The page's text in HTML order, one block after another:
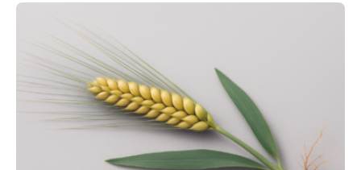
nach nachhaltigen Alternativen zur Energiegewinnung
aus landwirtschaftlichen Kulturen ist ein zentrales
Anliegen im Zuge der europäischen Klimaziele, bis
2050 klimaneutral zu werden. In Deutschland dominiert
bislang der Mais als Energiepflanze, doch sein Anbau
bringt ökologische Herausforderungen mit sich:
Bodenerosion, Nährstoffauswaschung und…